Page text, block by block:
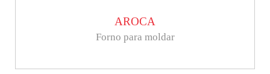
AROCA
Forno para moldar